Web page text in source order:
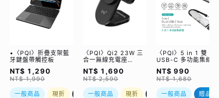
•〈PQI〉折疊支架藍
牙鍵盤帶觸控板
NT$ 1,290
NT$ 1,990
一般商品 現折 優惠加購
〈PQI〉Qi2 23W 三
合一無線充電座
(WCC2302)
NT$ 1,690
NT$ 2,590
一般商品 現折 優惠加購
〈PQI〉5 in 1 雙
USB-C 多功能集線器
（限量加贈｜U988
class 10 Micro SD
記憶卡 64GB，附 SD
轉卡）
NT$ 990
NT$ 1,680
一般商品 贈品